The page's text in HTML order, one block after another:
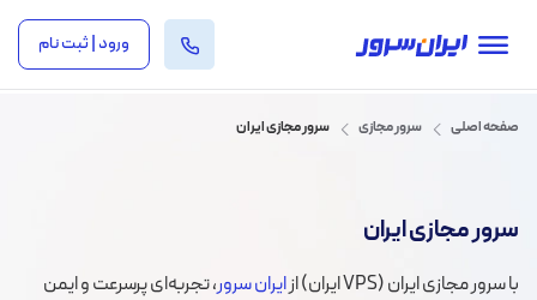
ورود | ثبت نام
صفحه اصلی سرور مجازی سرور مجازی ایران
سرور مجازی ایران
با سرور مجازی ایران (VPS ایران) از ایران سرور، تجربه‌ای پرسرعت و ایمن